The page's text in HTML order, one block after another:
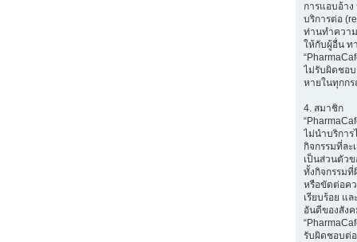
การแอบอ้าง
บริการต่อ
ท่านทำควา
ให้กับผู้อื่น ท
ไม่รับผิดชอ
หายในทุกก
4. สมาชิก
ไม่นำบริการ
กิจกรรมที่ละ
เป็นส่วนตัว
ทั้งกิจกรรม
หรือขัดต่อค
เรียบร้อย แ
อันดีของสัง
รับผิดชอบต่